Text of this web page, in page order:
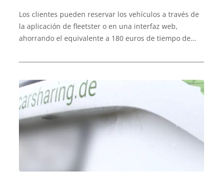
Los clientes pueden reservar los vehículos a través de
la aplicación de fleetster o en una interfaz web,
ahorrando el equivalente a 180 euros de tiempo de